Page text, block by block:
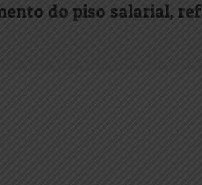
do piso salarial,